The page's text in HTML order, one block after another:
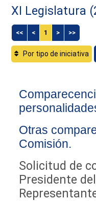
XI Legislatura
<< < 1 > >>
Por tipo de iniciativa
Otras
Comisión.
Solicitud de
Presidente